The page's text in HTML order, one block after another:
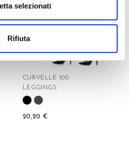
selezionati
Rifiuta
CURVELLE 100
LEGGINGS
20,20 €